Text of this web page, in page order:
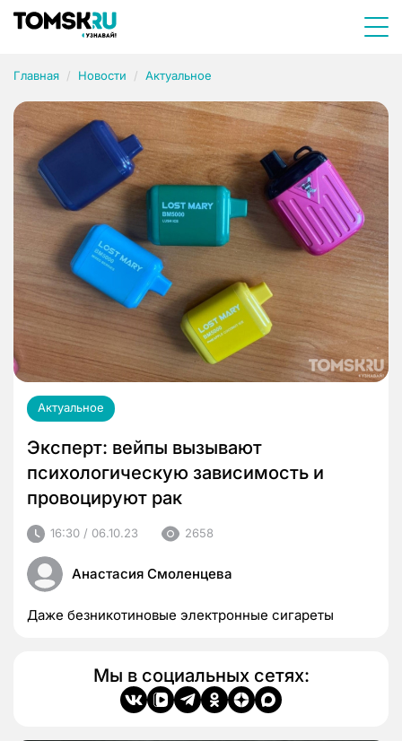
Главная Новости Актуальное
Актуальное
Эксперт: вейпы вызывают
психологическую зависимость и
провоцируют рак
16:30 / 06.10.23 2658
Анастасия Смоленцева
Даже безникотиновые электронные сигареты
Мы в социальных сетях: